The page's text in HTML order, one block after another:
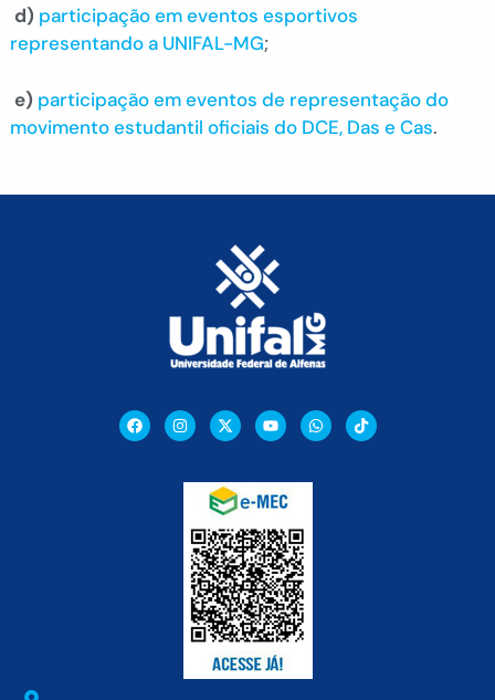
d) participação em eventos esportivos
representando a UNIFAL-MG;
e) participação em eventos de representação do
movimento estudantil oficiais do DCE, Das e Cas.